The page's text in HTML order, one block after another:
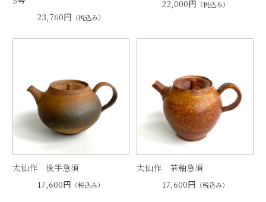
23,760円 （税込み）
22,000円 （税込み）
太仙作 後手急須
17,600円 （税込み）
太仙作 茶釉急須
17,600円 （税込み）